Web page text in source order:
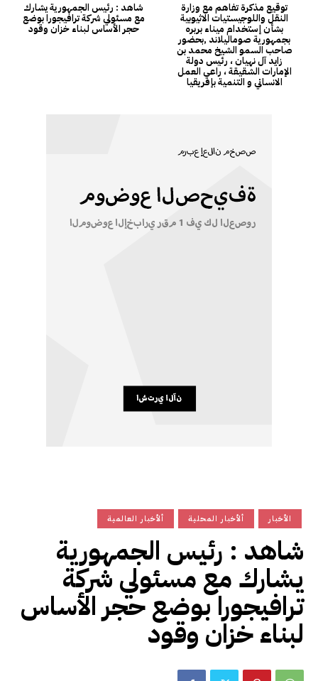
شاهد : رئيس الجمهورية يشارك
مع مسئولي شركة ترافيجورا بوضع
حجر الأساس لبناء خزان وقود
توقيع مذكرة تفاهم مع وزارة
النقل واللوجيستيات الاثيوبية
بشأن إستخدام ميناء بربره
بجمهورية صوماليلاند ,بحضور
صاحب السمو الشيخ محمد بن
زايد آل نهيان ، رئيس دولة
الإمارات الشقيقة ، راعي العمل
الانساني و التنمية بإفريقيا